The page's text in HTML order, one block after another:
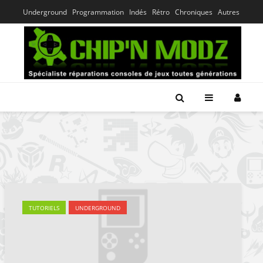
Underground Programmation Indés Rétro Chroniques Autres
TUTORIELS UNDERGROUND